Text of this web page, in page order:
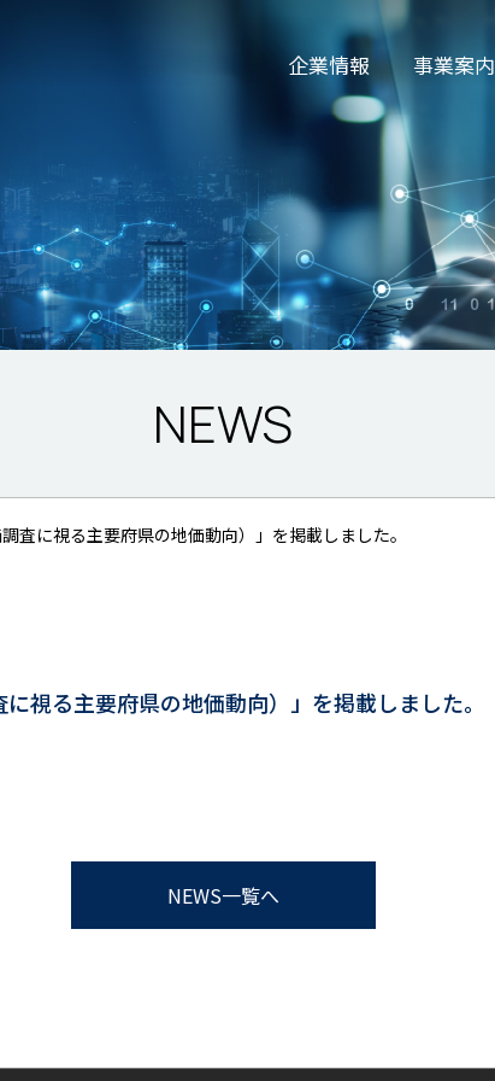
企業情報 事業案内
NEWS
査に視る主要府県の地価動向）」を掲載しました。
視る主要府県の地価動向）」を掲載しました。
NEWS一覧へ